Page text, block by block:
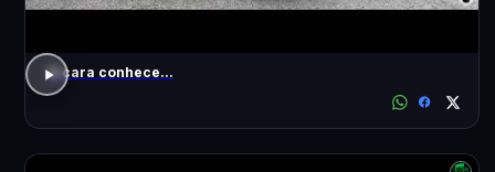
O cara conhece...